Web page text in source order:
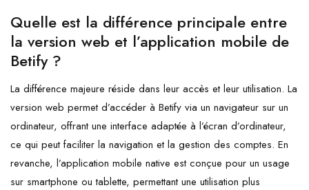
Quelle est la différence principale entre
la version web et l’application mobile de
Betify ?
La différence majeure réside dans leur accès et leur utilisation. La
version web permet d’accéder à Betify via un navigateur sur un
ordinateur, offrant une interface adaptée à l’écran d’ordinateur,
ce qui peut faciliter la navigation et la gestion des comptes. En
revanche, l’application mobile native est conçue pour un usage
sur smartphone ou tablette, permettant une utilisation plus